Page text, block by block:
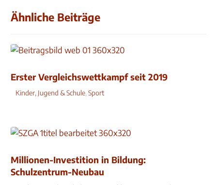
Ähnliche Beiträge
Erster Vergleichswettkampf seit 2019
Kinder, Jugend & Schule,Sport
Millionen-Investition in Bildung:
Schulzentrum-Neubau